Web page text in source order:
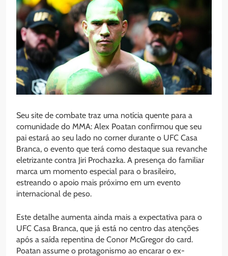
Seu site de combate traz uma notícia quente para a
comunidade do MMA: Alex Poatan confirmou que seu
pai estará ao seu lado no corner durante o UFC Casa
Branca, o evento que terá como destaque sua revanche
eletrizante contra Jiri Prochazka. A presença do familiar
marca um momento especial para o brasileiro,
estreando o apoio mais próximo em um evento
internacional de peso.
Este detalhe aumenta ainda mais a expectativa para o
UFC Casa Branca, que já está no centro das atenções
após a saída repentina de Conor McGregor do card.
Poatan assume o protagonismo ao encarar o ex-